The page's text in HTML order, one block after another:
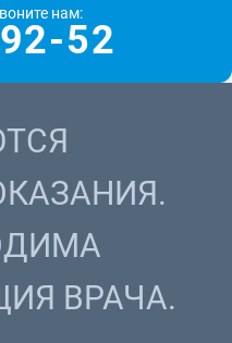
нам:
52
ВРАЧА.